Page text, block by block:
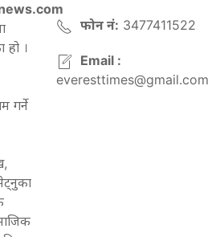
हो ।
गर्ने
फोन नं: 3477411522
Email :
everesttimes@gmail.com